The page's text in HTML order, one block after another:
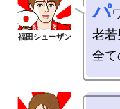
パ
老若